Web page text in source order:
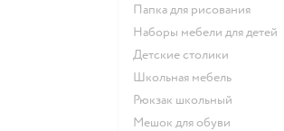
Папка для рисования
Наборы мебели для детей
Детские столики
Школьная мебель
Рюкзак школьный
Мешок для обуви